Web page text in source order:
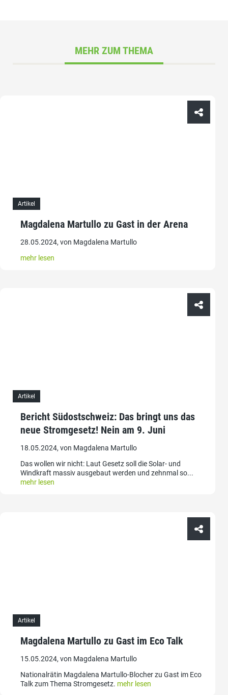
MEHR ZUM THEMA
Artikel
Magdalena Martullo zu Gast in der Arena
28.05.2024, von Magdalena Martullo
mehr lesen
Artikel
Bericht Südostschweiz: Das bringt uns das
neue Stromgesetz! Nein am 9. Juni
18.05.2024, von Magdalena Martullo
Das wollen wir nicht: Laut Gesetz soll die Solar- und
Windkraft massiv ausgebaut werden und zehnmal so...
mehr lesen
Artikel
Magdalena Martullo zu Gast im Eco Talk
15.05.2024, von Magdalena Martullo
Nationalrätin Magdalena Martullo-Blocher zu Gast im Eco
Talk zum Thema Stromgesetz. mehr lesen